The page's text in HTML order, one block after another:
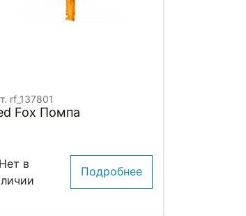
rf_137801
Fox Помпа
в
Подробнее